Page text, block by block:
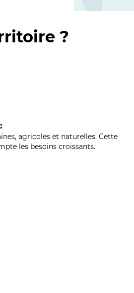
?
agricoles et naturelles. Cette
les besoins croissants.